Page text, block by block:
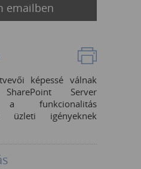
emailben
képessé válnak
Server
a funkcionalitás
üzleti igényeknek